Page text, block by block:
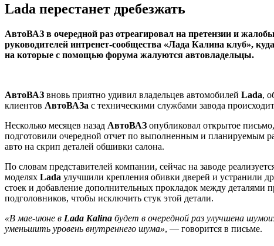
Lada перестанет дребезжать
АвтоВАЗ в очередной раз отреагировал на претензии и
руководителей интренет-сообщества «Лада Калина клуб»,
на которые с помощью форума жалуются автовладельцы.
АвтоВАЗ вновь приятно удивил владельцев автомобилей Lada,
клиентов АвтоВАЗа с техническими службами завода
Несколько месяцев назад АвтоВАЗ опубликовал открытое
подготовили очередной отчет по выполненным и планируемым
авто на скрип деталей обшивки салона.
По словам представителей компании, сейчас на заводе
моделях Lada улучшили крепления обивки дверей и устранили
стоек и добавление дополнительных прокладок между деталями
подголовников, чтобы исключить стук этой детали.
«В мае-июне в Lada Kalina будет в очередной раз улучшена
уменьшить уровень внутреннего шума», — говорится в письме.